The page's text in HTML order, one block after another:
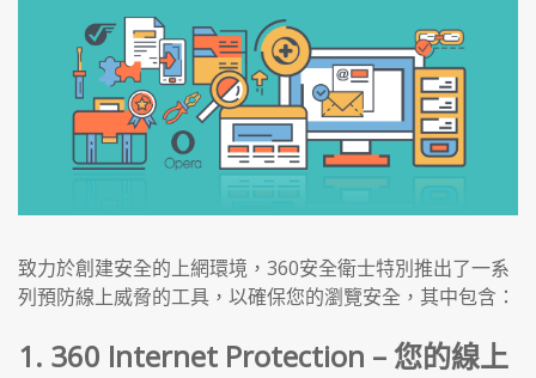
致力於創建安全的上網環境，360安全衛士特別推出了一系
列預防線上威脅的工具，以確保您的瀏覽安全，其中包含：
1. 360 Internet Protection – 您的線上